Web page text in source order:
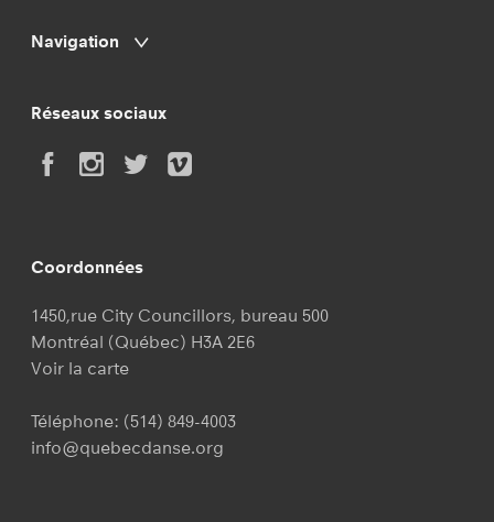
Navigation
Réseaux sociaux
Coordonnées
1450,rue City Councillors, bureau 500
Montréal (Québec) H3A 2E6
Voir la carte
Téléphone: (514) 849-4003
info@quebecdanse.org